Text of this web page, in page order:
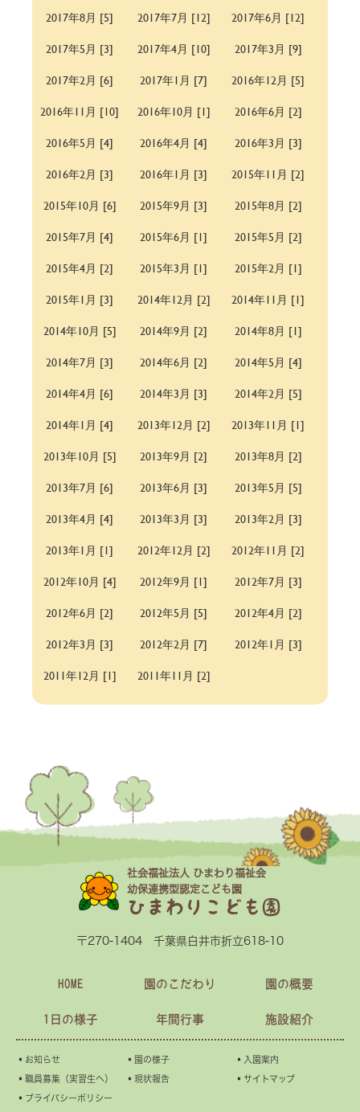
2017年8月 [5]
2017年7月 [12]
2017年6月 [12]
2017年5月 [3]
2017年4月 [10]
2017年3月 [9]
2017年2月 [6]
2017年1月 [7]
2016年12月 [5]
2016年11月 [10]
2016年10月 [1]
2016年6月 [2]
2016年5月 [4]
2016年4月 [4]
2016年3月 [3]
2016年2月 [3]
2016年1月 [3]
2015年11月 [2]
2015年10月 [6]
2015年9月 [3]
2015年8月 [2]
2015年7月 [4]
2015年6月 [1]
2015年5月 [2]
2015年4月 [2]
2015年3月 [1]
2015年2月 [1]
2015年1月 [3]
2014年12月 [2]
2014年11月 [1]
2014年10月 [5]
2014年9月 [2]
2014年8月 [1]
2014年7月 [3]
2014年6月 [2]
2014年5月 [4]
2014年4月 [6]
2014年3月 [3]
2014年2月 [5]
2014年1月 [4]
2013年12月 [2]
2013年11月 [1]
2013年10月 [5]
2013年9月 [2]
2013年8月 [2]
2013年7月 [6]
2013年6月 [3]
2013年5月 [5]
2013年4月 [4]
2013年3月 [3]
2013年2月 [3]
2013年1月 [1]
2012年12月 [2]
2012年11月 [2]
2012年10月 [4]
2012年9月 [1]
2012年7月 [3]
2012年6月 [2]
2012年5月 [5]
2012年4月 [2]
2012年3月 [3]
2012年2月 [7]
2012年1月 [3]
2011年12月 [1]
2011年11月 [2]
社会福祉法人 ひまわり福祉会
幼保連携型認定こども園
ひまわりこども園
〒270-1404 千葉県白井市折立618-10
HOME 園のこだわり 園の概要
1日の様子 年間行事 施設紹介
▪︎お知らせ ▪︎園の様子 ▪︎入園案内
▪︎職員募集（実習生へ） ▪︎現状報告 ▪︎サイトマップ
▪︎プライバシーポリシー